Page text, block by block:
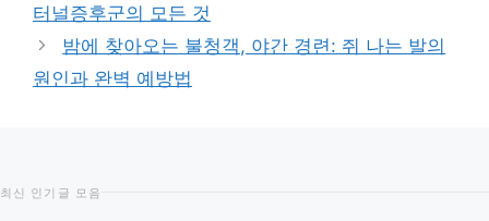
리
터널증후군의 모든 것
밤에 찾아오는 불청객, 야간 경련: 쥐 나는 발의
원인과 완벽 예방법
최신 인기글 모음